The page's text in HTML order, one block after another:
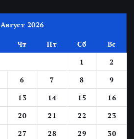
Август 2026
Чт Пт Сб
Вс
1
2
6 7 8
9
13 14 15
16
20 21 22
23
27 28 29
30